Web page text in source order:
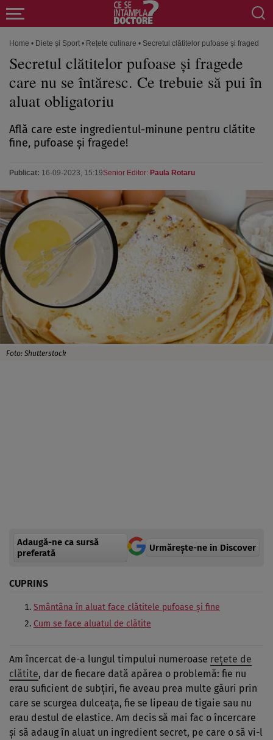
Home • Diete și Sport • Rețete culinare • Secretul clătitelor pufoase și fragede
Secretul clătitelor pufoase și fragede
care nu se întăresc. Ce trebuie să pui în
aluat obligatoriu
Află care este ingredientul-minune pentru clătite
fine, pufoase şi fragede!
Publicat: 16-09-2023, 15:19Senior Editor: Paula Rotaru
Foto: Shutterstock
Adaugă-ne ca sursă
preferată
Urmărește-ne in Discover
CUPRINS
Smântâna în aluat face clătitele pufoase și fine
Cum se face aluatul de clătite
Am încercat de-a lungul timpului numeroase reţete de
clătite, dar de fiecare dată apărea o problemă: fie nu
erau suficient de subţiri, fie aveau prea multe găuri prin
care se scurgea dulceața, fie se lipeau de tigaie sau nu
erau destul de elastice. Am decis să mai fac o încercare
şi să adaug în aluat un ingredient secret, pe care o să vi-l